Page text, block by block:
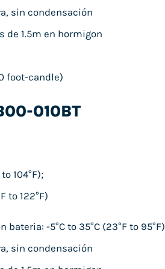
sin condensación
de 1.5m en hormigon
foot-candle)
010BT
104°F);
to 122°F)
-5°C to 35°C (23°F to 95°F)
sin condensación